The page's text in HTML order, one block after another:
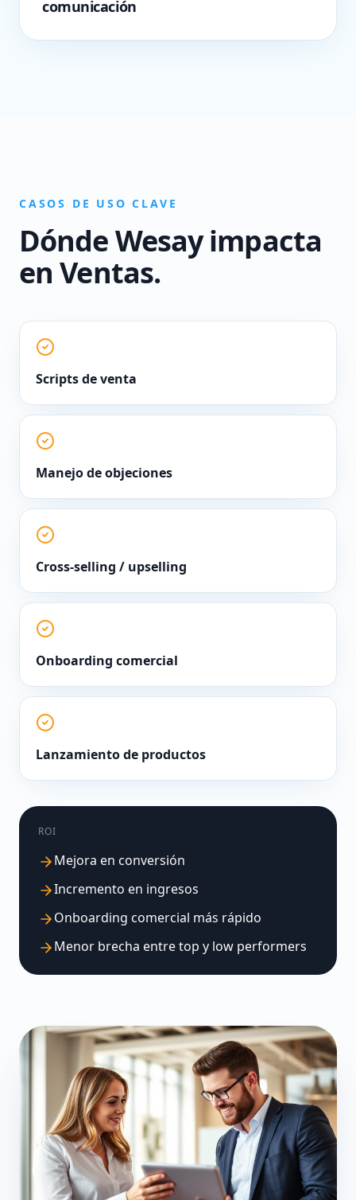
comunicación
CASOS DE USO CLAVE
Dónde Wesay impacta
enVentas.
Scripts de venta
Manejo de objeciones
Cross-selling / upselling
Onboarding comercial
Lanzamiento de productos
ROI
Mejora en conversión
Incremento en ingresos
Onboarding comercial más rápido
Menor brecha entre top y low performers